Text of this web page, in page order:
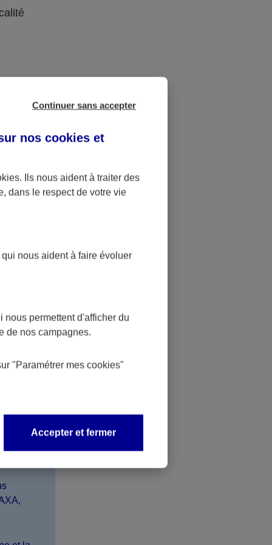
s’ils
offrent à
vie
Continuer sans accepter
nos cookies et
. Ils nous aident à traiter des
dans le respect de votre vie
nous aident à faire évoluer
nous permettent d'afficher du
de nos campagnes.
"Paramétrer mes cookies"
Accepter et fermer